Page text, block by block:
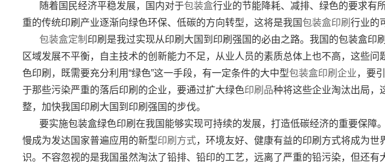
随着国民经济平稳发展，国内对于包装盒行业的节能降耗、减排、绿色的要求有
重的传统印刷产业逐渐向绿色环保、低碳的方向转型，这将是我国包装盒印刷 行业的
包装盒定制 印刷是我过实现从印刷大国到印刷强国的必由之路。我国的包装盒印
区域发展不平衡，自主技术的创新能力不足，从业人员的素质总体上也不高，这些问
色印刷，既需要充分利用“绿色”这一手段，有一定条件的大中型包装盒印刷企业，要
于那些污染严重的落后印刷的企业，要通过扩大绿色印刷品种将这些企业淘汰出局，
整，加快我国印刷大国到印刷强国的步伐。
要实施包装盒绿色印刷在我国能够实现可持续的发展，打造低碳经济的重要保障
慢成为发达国家普遍应用的新型印刷方式，环境友好、健康有益的印刷方式将成为世
识。不容忽视的是我国虽然淘汰了铅排、铅印的工艺，远离了严重的铅污染，但还有